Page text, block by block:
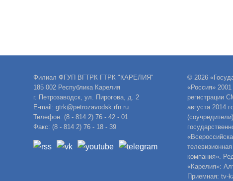
Филиал ФГУП ВГТРК ГТРК "КАРЕЛИЯ"
185 002 Республика Карелия
г. Петрозаводск, ул. Пирогова, д. 2
E-mail: gtrk@petrozavodsk.rfn.ru
Телефон: (8 - 814 2) 76 - 42 - 01
Факс: (8 - 814 2) 76 - 18 - 39
© 2026
«Россия»
регистрации
августа 2014
компания».
«Карелия»:
Приемная: tv-